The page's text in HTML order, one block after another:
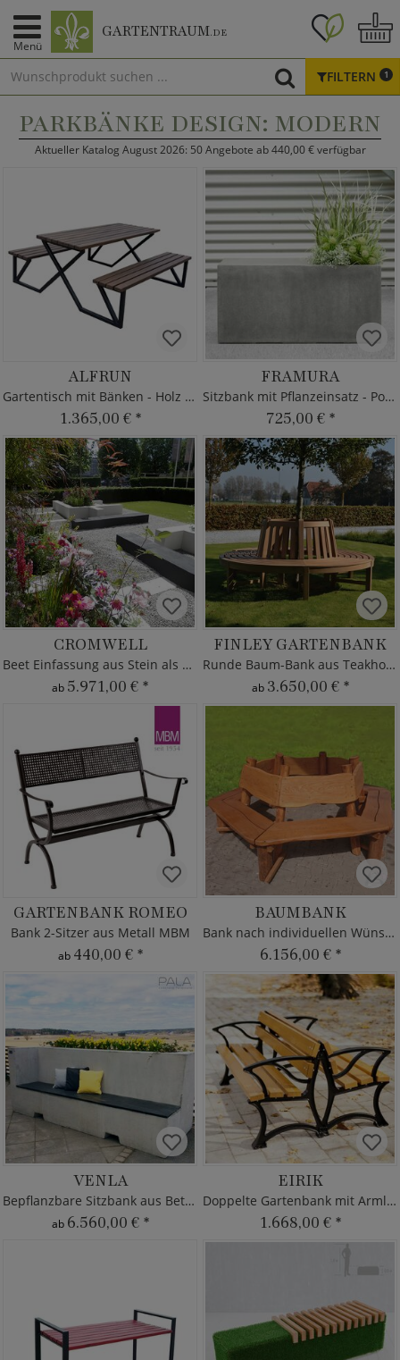
Menü
GARTENTRAUM.DE
FILTERN 1
PARKBÄNKE DESIGN: MODERN
Aktueller Katalog August 2026: 50 Angebote ab 440,00 € verfügbar
ALFRUN
Gartentisch mit Bänken - Holz & Metall
1.365,00 € *
FRAMURA
Sitzbank mit Pflanzeinsatz - Polystone
725,00 € *
CROMWELL
Beet Einfassung aus Stein als Sitzbank
ab 5.971,00 € *
FINLEY GARTENBANK
Runde Baum-Bank aus Teakholz - modern
ab 3.650,00 € *
GARTENBANK ROMEO
Bank 2-Sitzer aus Metall MBM
ab 440,00 € *
BAUMBANK
Bank nach individuellen Wünschen
6.156,00 € *
VENLA
Bepflanzbare Sitzbank aus Beton
ab 6.560,00 € *
EIRIK
Doppelte Gartenbank mit Armlehne
1.668,00 € *